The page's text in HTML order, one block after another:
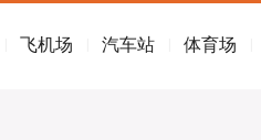
飞机场 汽车站 体育场